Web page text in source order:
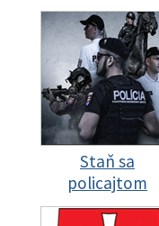
Staň sa
policajtom